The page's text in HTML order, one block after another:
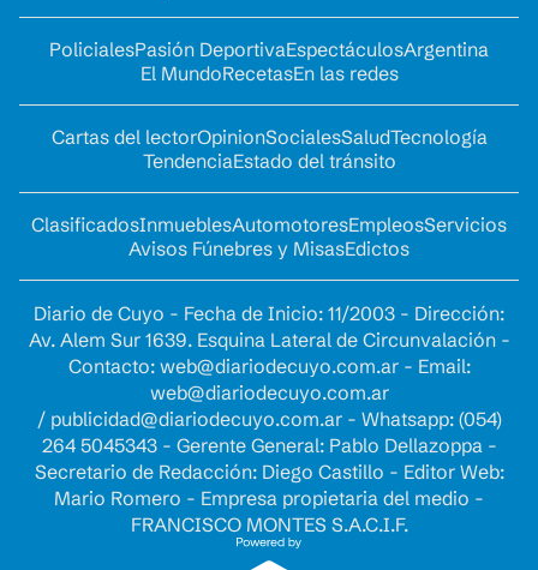
PolicialesPasión DeportivaEspectáculosArgentina
El MundoRecetasEn las redes
Cartas del lectorOpinionSocialesSaludTecnología
TendenciaEstado del tránsito
ClasificadosInmueblesAutomotoresEmpleosServicios
Avisos Fúnebres y MisasEdictos
Diario de Cuyo - Fecha de Inicio: 11/2003 - Dirección:
Av. Alem Sur 1639. Esquina Lateral de Circunvalación -
Contacto: web@diariodecuyo.com.ar- Email:
web@diariodecuyo.com.ar
/ publicidad@diariodecuyo.com.ar- Whatsapp: (054)
264 5045343 - Gerente General: Pablo Dellazoppa -
Secretario de Redacción: Diego Castillo - Editor Web:
Mario Romero - Empresa propietaria del medio -
FRANCISCO MONTES S.A.C.I.F.